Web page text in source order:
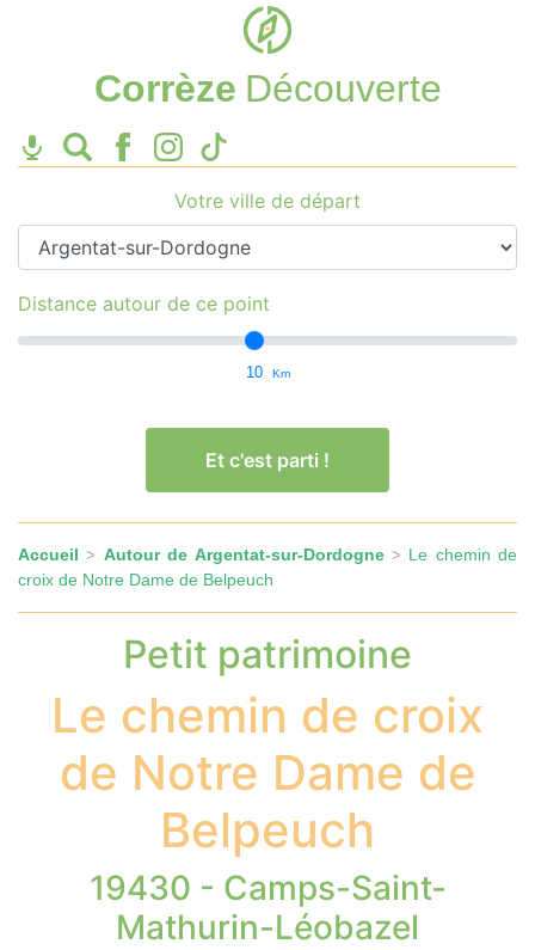
Corrèze Découverte
Votre ville de départ
Distance autour de ce point
10 Km
Et c'est parti !
Accueil > Autour de Argentat-sur-Dordogne> Le chemin de
croix de Notre Dame de Belpeuch
Petit patrimoine
Le chemin de croix
de Notre Dame de
Belpeuch
19430 - Camps-Saint-
Mathurin-Léobazel